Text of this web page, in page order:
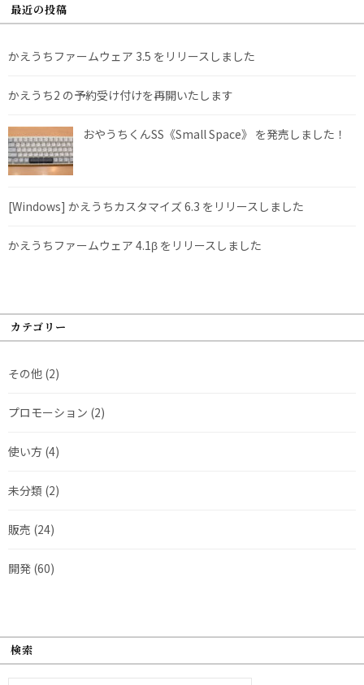
最近の投稿
かえうちファームウェア 3.5 をリリースしました
かえうち2 の予約受け付けを再開いたします
おやうちくんSS《Small Space》 を発売しました！
[Windows] かえうちカスタマイズ 6.3 をリリースしました
かえうちファームウェア 4.1β をリリースしました
カテゴリー
その他 (2)
プロモーション (2)
使い方 (4)
未分類 (2)
販売 (24)
開発 (60)
検索